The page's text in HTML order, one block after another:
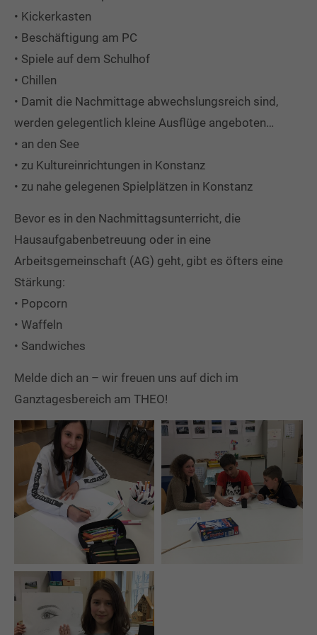
info@yourdomain.com
About us
Lorem ipsum dolor sit amet, consectetuer
Aenean commodo ligula eget dolor. Aenean massa.
Cum sociis natoque penatibus et magnis dis
quam felis, ultricies nec.
• Kickerkasten
• Beschäftigung am PC
• Spiele auf dem Schulhof
• Chillen
• Damit die Nachmittage abwechslungsreich sind,
werden gelegentlich kleine Ausflüge angeboten…
• an den See
• zu Kultureinrichtungen in Konstanz
• zu nahe gelegenen Spielplätzen in Konstanz
Bevor es in den Nachmittagsunterricht, die
Hausaufgabenbetreuung oder in eine
Arbeitsgemeinschaft (AG) geht, gibt es öfters eine
Stärkung:
• Popcorn
• Waffeln
• Sandwiches
Melde dich an – wir freuen uns auf dich im
Ganztagesbereich am THEO!